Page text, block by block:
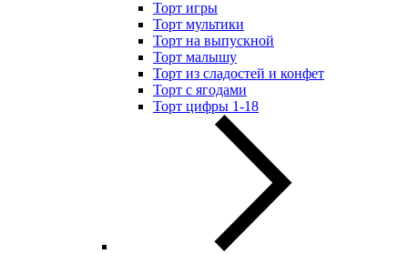
Торт игры
Торт мультики
Торт на выпускной
Торт малышу
Торт из сладостей и конфет
Торт с ягодами
Торт цифры 1-18